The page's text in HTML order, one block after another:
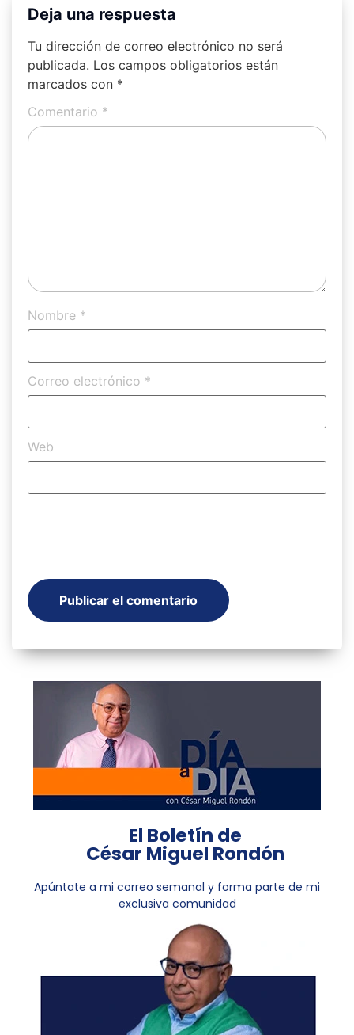
Deja una respuesta
Tu dirección de correo electrónico no será
publicada. Los campos obligatorios están
marcados con *
Comentario *
Nombre *
Correo electrónico *
Web
El Boletín de
César Miguel Rondón
Apúntate a mi correo semanal y forma parte de mi
exclusiva comunidad